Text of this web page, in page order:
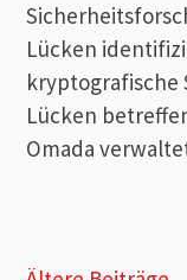
Lücken
kryptografische
Lücken
Omada